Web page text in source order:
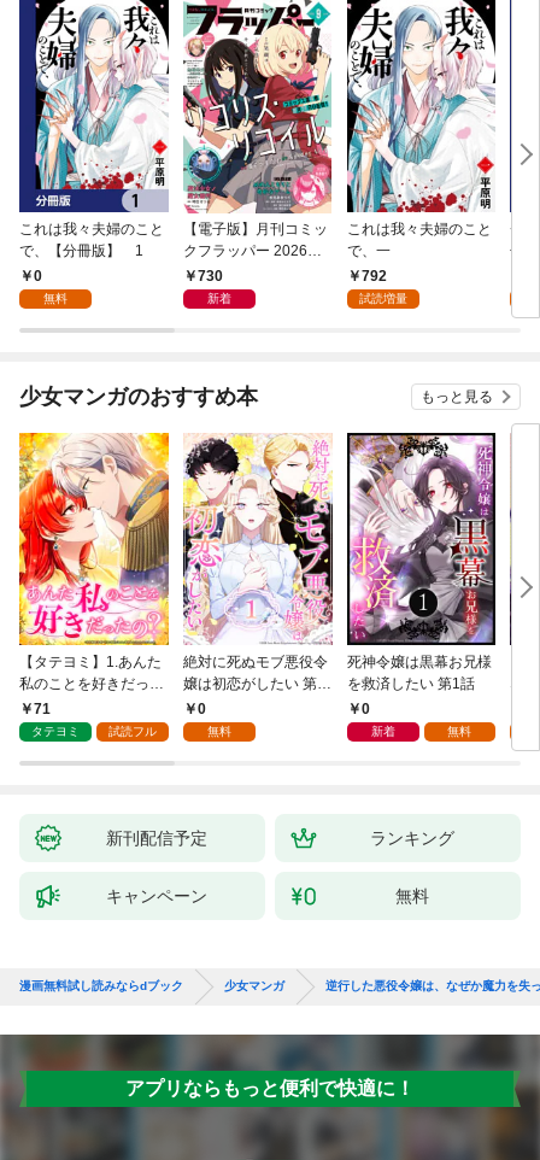
これは我々夫婦のこと
で、【分冊版】 1
0
無料
【電子版】月刊コミッ
クフラッパー 2026年9
月号730
新着
これは我々夫婦のこと
で、一
792
試読増量
チ
冊
少女マンガのおすすめ本 もっと見る
【タテヨミ】1.あんた
私のことを好きだった
の？
71
タテヨミ 試読フル
絶対に死ぬモブ悪役令
嬢は初恋がしたい 第1
話0
無料
死神令嬢は黒幕お兄様
を救済したい 第1話
0
新着 無料
な
新刊配信予定 ランキング
キャンペーン 無料
漫画無料試し読みならdブック 少女マンガ 逆行した悪役令嬢は、なぜか魔力を失
アプリならもっと便利で快適に！